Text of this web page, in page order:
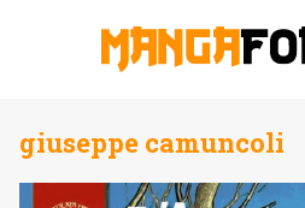
giuseppe camuncoli